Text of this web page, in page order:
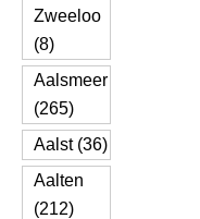
Zweeloo
(8)
Aalsmeer
(265)
Aalst (36)
Aalten
(212)